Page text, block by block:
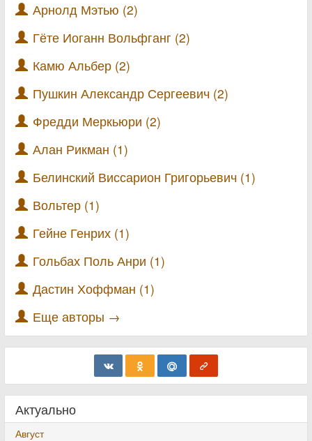
Арнолд Мэтью (2)
Гёте Иоганн Вольфганг (2)
Камю Альбер (2)
Пушкин Александр Сергеевич (2)
Фредди Меркьюри (2)
Алан Рикман (1)
Белинский Виссарион Григорьевич (1)
Вольтер (1)
Гейне Генрих (1)
Гольбах Поль Анри (1)
Дастин Хоффман (1)
Еще авторы →
Актуально
Август